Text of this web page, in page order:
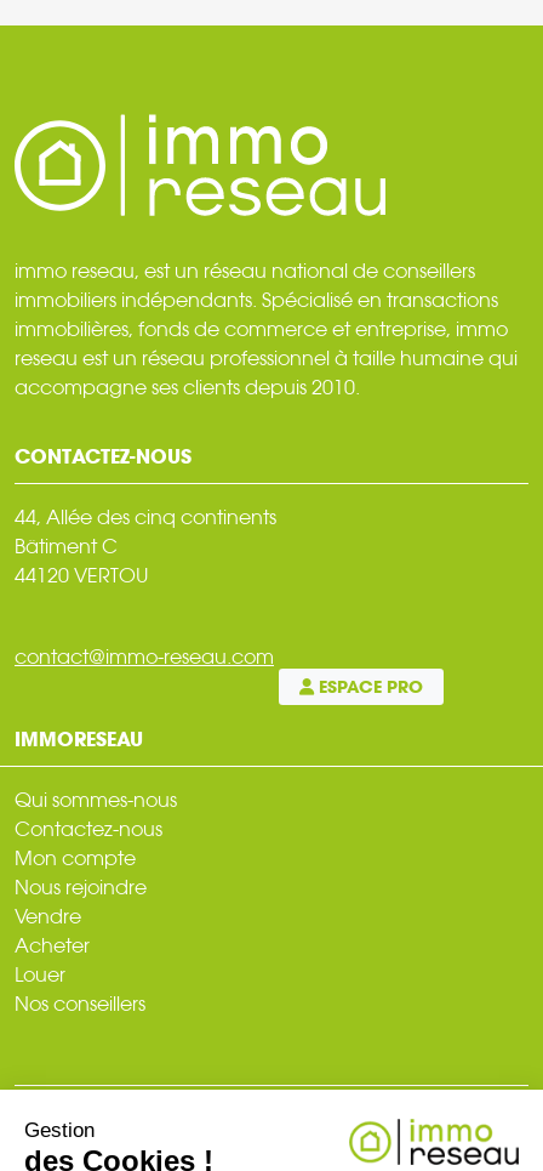
immo reseau, est un réseau national de conseillers
immobiliers indépendants. Spécialisé en transactions
immobilières, fonds de commerce et entreprise, immo
reseau est un réseau professionnel à taille humaine qui
accompagne ses clients depuis 2010.
CONTACTEZ-NOUS
44, Allée des cinq continents
Bâtiment C
44120 VERTOU
contact@immo-reseau.com
ESPACE PRO
IMMORESEAU
Qui sommes-nous
Contactez-nous
Mon compte
Nous rejoindre
Vendre
Acheter
Louer
Nos conseillers
Plan du site
Mentions légales
Gestion
des Cookies !